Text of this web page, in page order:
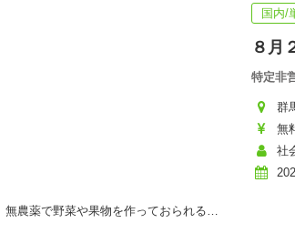
国内/
８月
特定非
群
無
社
無農薬で野菜や果物を作っておられる…